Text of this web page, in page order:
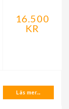
16.500
KR
Läs mer...